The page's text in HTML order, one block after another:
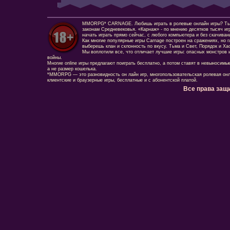
MMORPG* CARNAGE. Любишь играть в ролевые онлайн игры?
законам Средневековья. «Карнаж» - по мнению десятков тысяч
начать играть прямо сейчас, с любого компьютера и без
Как многие популярные игры Carnage построен на сражениях, но
выберешь клан и склонность по вкусу. Тьма и Свет, Порядок и
Мы воплотили все, что отличает лучшие игры: опасных монстров
войны.
Многие online игры предлагают поиграть бесплатно, а потом ставят в
а не размер кошелька.
*MMORPG — это разновидность он лайн игр, многопользовательская ролевая
клиентские и браузерные игры, бесплатные и с абонентской платой.
Все права